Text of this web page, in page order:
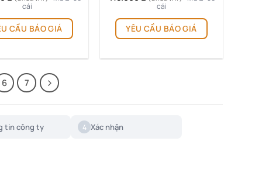
cái
CẦU BÁO GIÁ
cái
YÊU CẦU BÁO GIÁ
6 7
tin công ty 4 Xác nhận